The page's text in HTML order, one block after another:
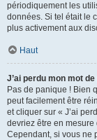
périodiquement les
données. Si tel était le
plus activement aux
Haut
J’ai perdu mon mot
Pas de panique ! Bien
peut facilement être
et cliquer sur « J’ai
devriez être en
Cependant, si vous ne